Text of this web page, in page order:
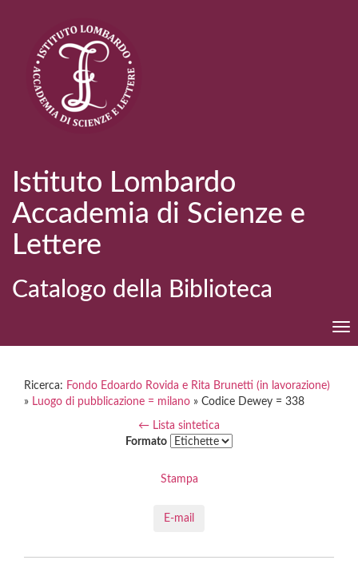
Istituto Lombardo
Accademia di Scienze e
Lettere
Catalogo della Biblioteca
Ricerca: Fondo Edoardo Rovida e Rita Brunetti (in lavorazione)
» Luogo di pubblicazione = milano » Codice Dewey = 338
← Lista sintetica
Formato
Stampa
E-mail